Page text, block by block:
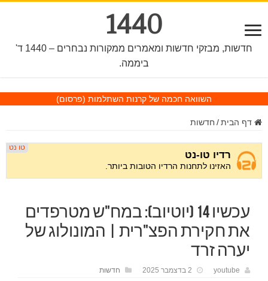
1440
חדשות, מבזקי חדשות ומאמרים ממקורות נבחרים – 1440 ד'
ביממה.
השוואה חכמה של קרנות השתלמות (פרסום)
דף הבית / חדשות
עכשיו 14 (יוטיוב): במח"ש מטרפדים
את חקירת הפצ"רית | המונולוג של
יערה זרד
youtube 2 בדצמבר 2025 חדשות